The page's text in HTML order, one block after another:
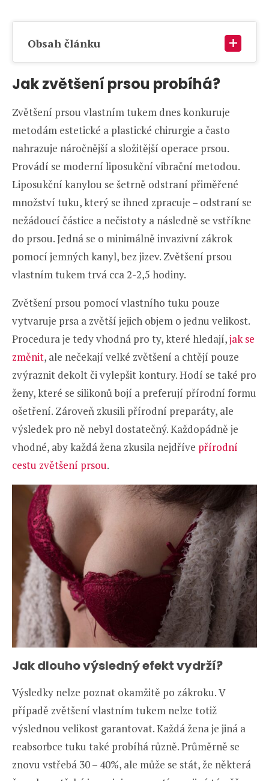
Obsah článku
Jak zvětšení prsou probíhá?
Zvětšení prsou vlastním tukem dnes konkuruje
metodám estetické a plastické chirurgie a často
nahrazuje náročnější a složitější operace prsou.
Provádí se moderní liposukční vibrační metodou.
Liposukční kanylou se šetrně odstraní přiměřené
množství tuku, který se ihned zpracuje – odstraní se
nežádoucí částice a nečistoty a následně se vstříkne
do prsou. Jedná se o minimálně invazivní zákrok
pomocí jemných kanyl, bez jizev. Zvětšení prsou
vlastním tukem trvá cca 2-2,5 hodiny.
Zvětšení prsou pomocí vlastního tuku pouze
vytvaruje prsa a zvětší jejich objem o jednu velikost.
Procedura je tedy vhodná pro ty, které hledají,jak se
změnit, ale nečekají velké zvětšení a chtějí pouze
zvýraznit dekolt či vylepšit kontury. Hodí se také pro
ženy, které se silikonů bojí a preferují přírodní formu
ošetření. Zároveň zkusili přírodní preparáty, ale
výsledek pro ně nebyl dostatečný. Každopádně je
vhodné, aby každá žena zkusila nejdříve přírodní
cestu zvětšení prsou.
Jak dlouho výsledný efekt vydrží?
Výsledky nelze poznat okamžitě po zákroku. V
případě zvětšení vlastním tukem nelze totiž
výslednou velikost garantovat. Každá žena je jiná a
reabsorbce tuku také probíhá různě. Průměrně se
znovu vstřebá 30 – 40%, ale může se stát, že některá